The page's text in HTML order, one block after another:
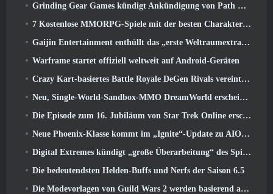
Grinding Gear Games kündigt Ankündigung von Path Of Exile an
7 Kostenlose MMORPG-Spiele mit der besten Charakteranpassung
Gaijin Entertainment enthüllt das „erste Weltraumextraktions-Actionspiel“ Star Wrath
Warframe startet offiziell weltweit auf Android-Geräten
Crazy Kart-basiertes Battle Royale DeGen Rivals vereint all die Dinge, von denen Sie wahrscheinlich nicht wussten, dass Sie sie kombiniert haben wollten
Neu, Single-World-Sandbox-MMO DreamWorld erscheint im Early Access auf Steam
Die Episode zum 16. Jubiläum von Star Trek Online erscheint als Teil des „Corruption“-Updates
Neue Phoenix-Klasse kommt im „Ignite“-Update zu AION Classic EU
Digital Extremes kündigt „große Überarbeitung“ des Spielerfortschrittssystems von Soulframe an
Die bedeutendsten Helden-Buffs und Nerfs der Saison 6.5
Die Modevorlagen von Guild Wars 2 werden basierend auf dem Feedback der Spieler überarbeitet